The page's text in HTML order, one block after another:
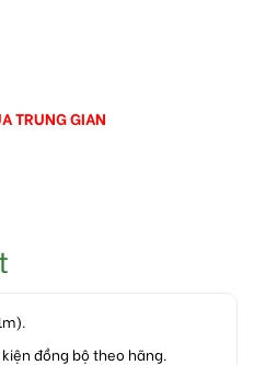
tại Hà Nội số lượng
TRUNG GIAN
đồng bộ theo hãng.